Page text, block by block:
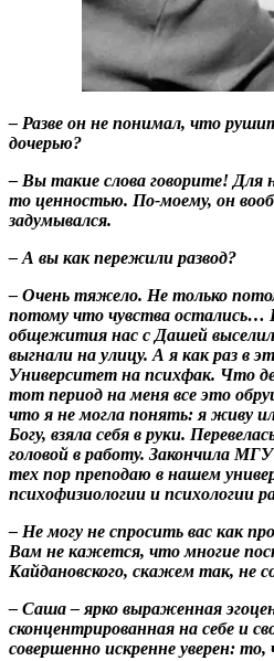
– Разве он не понимал, что
дочерью?
– Вы такие слова говорите! Для
то ценностью. По-моему, он
задумывался.
– А вы как пережили развод?
– Очень тяжело. Не только
потому что чувства остались…
общежития нас с Дашей
выгнали на улицу. А я как раз в
Университет на психфак. Что
тот период на меня все это
что я не могла понять: я живу
Богу, взяла себя в руки.
головой в работу. Закончила
тех пор преподаю в нашем
психофизиологии и психологии
– Не могу не спросить вас как
Вам не кажется, что многие
Кайдановского, скажем так, не
– Саша – ярко выраженная
сконцентрированная на себе и
совершенно искренне уверен: